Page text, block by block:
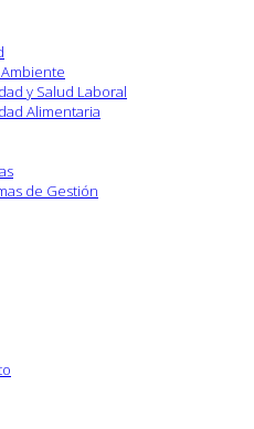
y Salud Laboral
Alimentaria
de Gestión